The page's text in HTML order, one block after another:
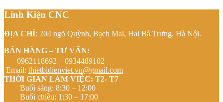
Linh Kiện CNC
ĐỊA CHỈ: 204 ngõ Quỳnh, Bạch Mai, Hai Bà Trưng, Hà Nội.
BÁN HÀNG – TƯ VẤN:
0962118692 – 0934489102
Email: thietbidienviet.vn@gmail.com
THỜI GIAN LÀM VIỆC: T2- T7
Buổi sáng: 8:30 – 12:00
Buổi chiều: 1:30 – 17:00